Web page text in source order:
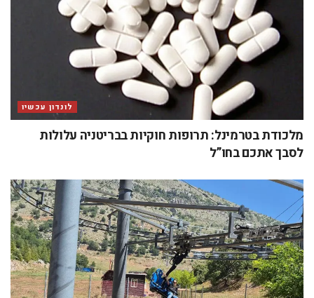
לונדון עכשיו
מלכודת בטרמינל: תרופות חוקיות בבריטניה עלולות
לסבך אתכם בחו”ל